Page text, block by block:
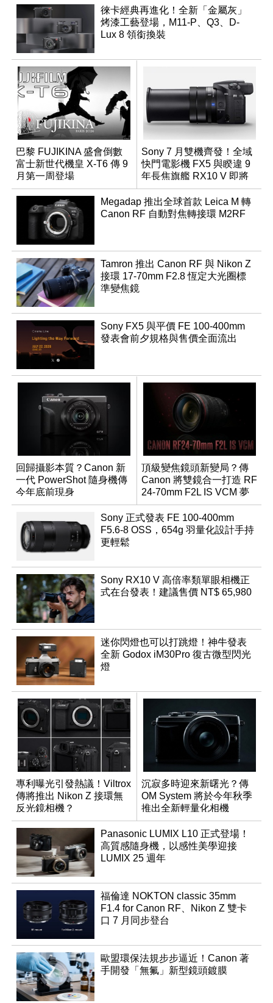
徠卡經典再進化！全新「金屬灰」
烤漆工藝登場，M11-P、Q3、D-
Lux 8 領銜換裝
巴黎 FUJIKINA 盛會倒數
富士新世代機皇 X-T6 傳 9
月第一周登場
Sony 7 月雙機齊發！全域
快門電影機 FX5 與睽違 9
年長焦旗艦 RX10 V 即將
登場
Megadap 推出全球首款 Leica M 轉
Canon RF 自動對焦轉接環 M2RF
Tamron 推出 Canon RF 與 Nikon Z
接環 17-70mm F2.8 恆定大光圈標
準變焦鏡
Sony FX5 與平價 FE 100-400mm
發表會前夕規格與售價全面流出
回歸攝影本質？Canon 新
一代 PowerShot 隨身機傳
今年底前現身
頂級變焦鏡頭新變局？傳
Canon 將雙鏡合一打造 RF
24-70mm F2L IS VCM 夢
幻規格
Sony 正式發表 FE 100-400mm
F5.6-8 OSS，654g 羽量化設計手持
更輕鬆
Sony RX10 V 高倍率類單眼相機正
式在台發表！建議售價 NT$ 65,980
迷你閃燈也可以打跳燈！神牛發表
全新 Godox iM30Pro 復古微型閃光
燈
專利曝光引發熱議！Viltrox
傳將推出 Nikon Z 接環無
反光鏡相機？
沉寂多時迎來新曙光？傳
OM System 將於今年秋季
推出全新輕量化相機
Panasonic LUMIX L10 正式登場！
高質感隨身機，以感性美學迎接
LUMIX 25 週年
福倫達 NOKTON classic 35mm
F1.4 for Canon RF、Nikon Z 雙卡
口 7 月同步登台
歐盟環保法規步步逼近！Canon 著
手開發「無氟」新型鏡頭鍍膜